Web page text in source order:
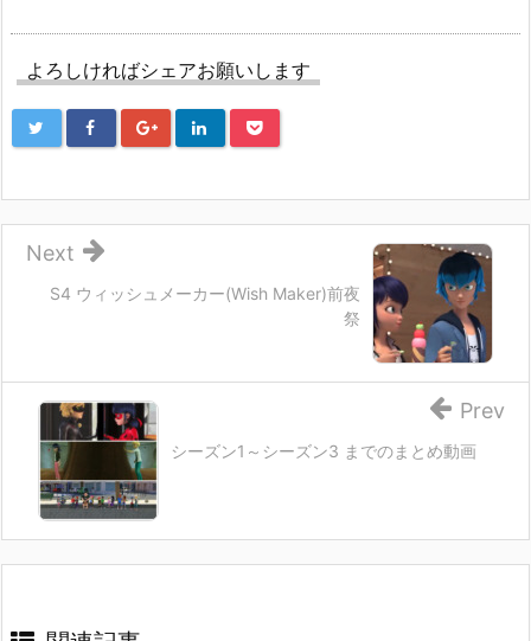
よろしければシェアお願いします
S4 ウィッシュメーカー(Wish Maker)前夜
祭
Next
シーズン1～シーズン3 までのまとめ動画
Prev